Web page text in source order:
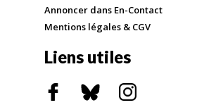
Annoncer dans En-Contact
Mentions légales & CGV
Liens utiles